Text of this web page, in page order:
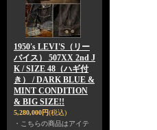
1950's LEVI'S（リー
バイス） 507XX 2nd J
K / SIZE 48（ハギ付
き） / DARK BLUE &
MINT CONDITION
& BIG SIZE!!
5,280,000円(税込)
・こちらの商品はアイテ